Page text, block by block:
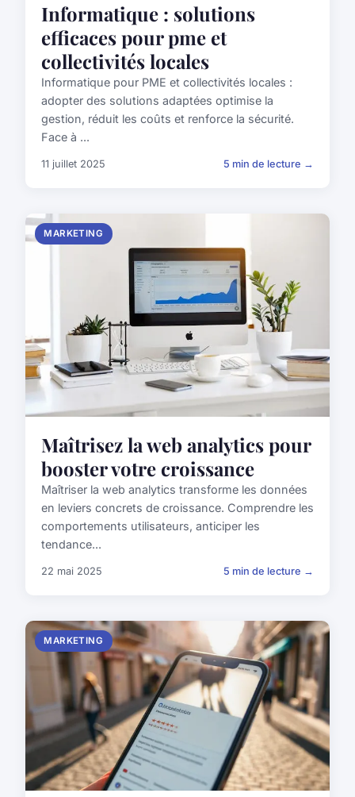
Informatique : solutions
efficaces pour pme et
collectivités locales
Informatique pour PME et collectivités locales :
adopter des solutions adaptées optimise la
gestion, réduit les coûts et renforce la sécurité.
Face à ...
11 juillet 2025 5 min de lecture →
MARKETING
Maîtrisez la web analytics pour
booster votre croissance
Maîtriser la web analytics transforme les données
en leviers concrets de croissance. Comprendre les
comportements utilisateurs, anticiper les
tendance...
22 mai 2025 5 min de lecture →
MARKETING